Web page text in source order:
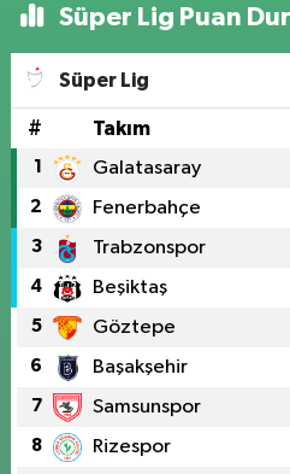
Süper Lig Puan
Süper Lig
# Takım
1 Galatasaray
2 Fenerbahçe
3 Trabzonspor
4 Beşiktaş
5 Göztepe
6 Başakşehir
7 Samsunspor
8 Rizespor